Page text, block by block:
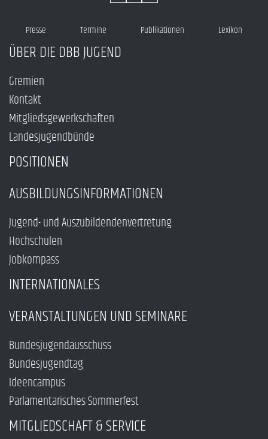
Presse Termine Publikationen Lexikon
ÜBER DIE DBB JUGEND
Gremien
Kontakt
Mitgliedsgewerkschaften
Landesjugendbünde
POSITIONEN
AUSBILDUNGSINFORMATIONEN
Jugend- und Auszubildendenvertretung
Hochschulen
Jobkompass
INTERNATIONALES
VERANSTALTUNGEN UND SEMINARE
Bundesjugendausschuss
Bundesjugendtag
Ideencampus
Parlamentarisches Sommerfest
MITGLIEDSCHAFT & SERVICE